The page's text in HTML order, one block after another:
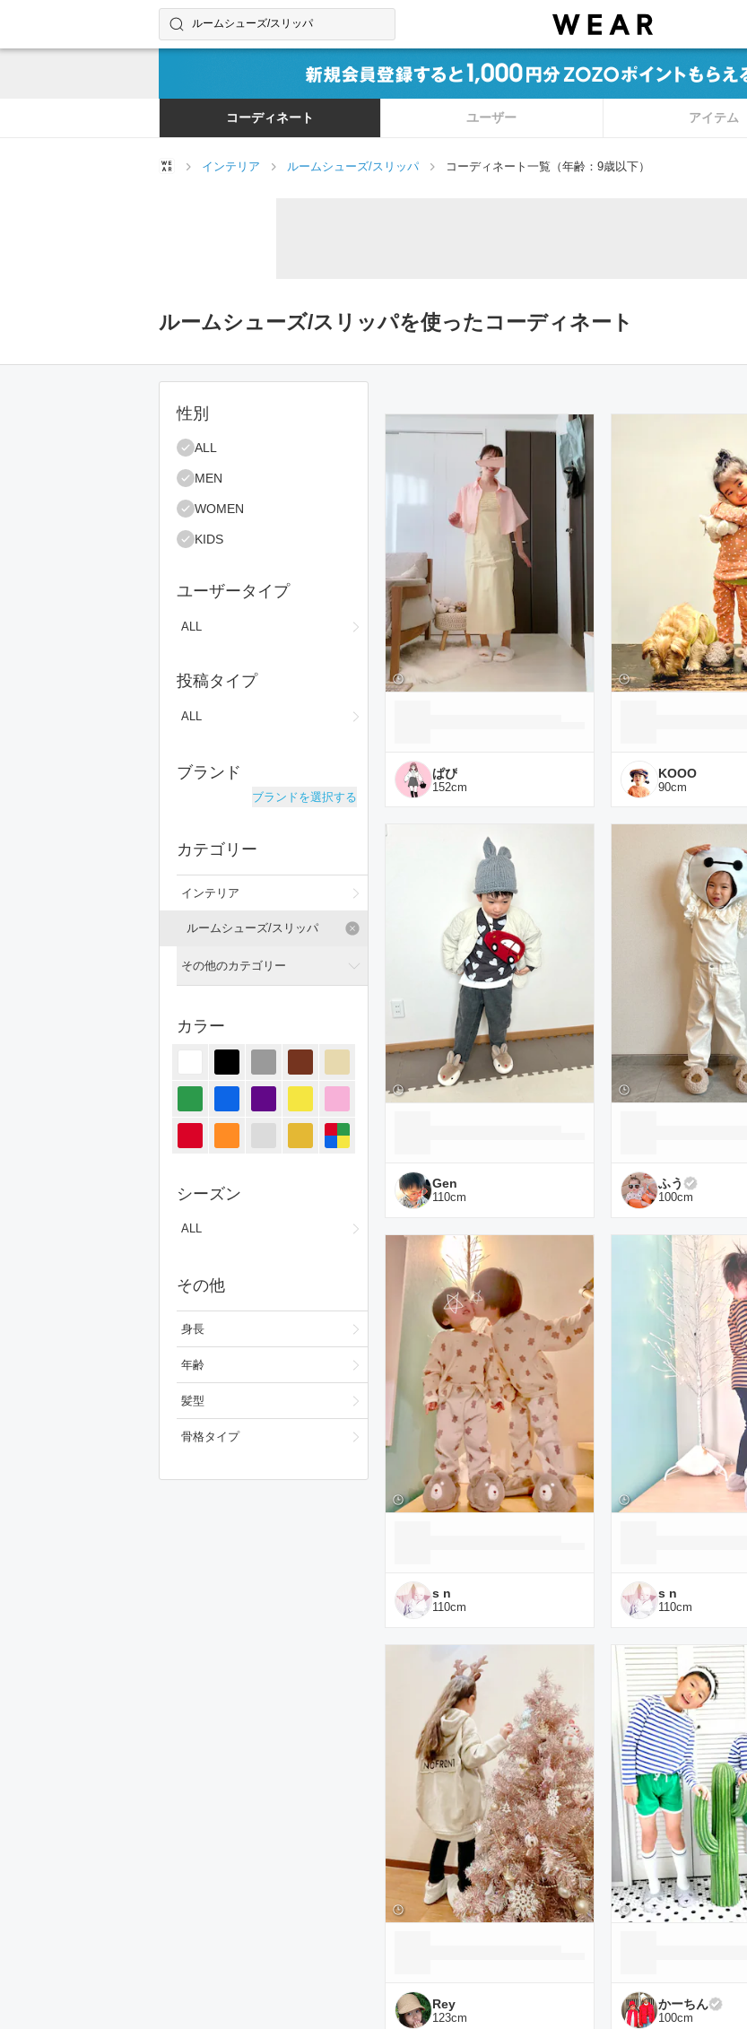
コーディネートやユーザーを探す
検索する
コーディネート ユーザー アイテム
インテリア ルームシューズ/スリッパ コーディネート一覧（年齢：9歳以下）
ルームシューズ/スリッパを使ったコーディネート
絞り込み条件
性別
ALL
MEN
WOMEN
KIDS
ユーザータイプ
ALL
投稿タイプ
ALL
ブランド
ブランドを選択する
カテゴリー
インテリア
ルームシューズ/スリッパ
その他のカテゴリー
ジャケット/アウター
パンツ
オールインワン・サロペット
バッグ
ベースメイク
カラー
シーズン
ALL
その他
身長
年齢
髪型
骨格タイプ
ぱぴ
152cm
KOOO
90cm
Gen
110cm
ふう
100cm
s n
110cm
s n
110cm
Rey
123cm
かーちん
100cm